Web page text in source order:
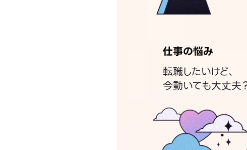
仕事の悩み
転職したいけど、
今動いても大丈夫